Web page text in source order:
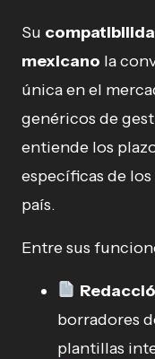
Su
mexicano la
única en el
genéricos de
entiende los
específicas de
país.
Entre sus
borradores
plantillas